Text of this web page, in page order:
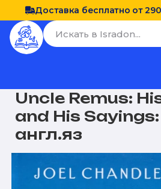
Доставка бесплатно от
Uncle Remus:
and His
англ.яз